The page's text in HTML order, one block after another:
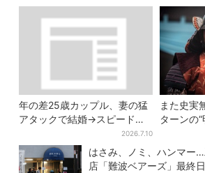
年の差25歳カップル、妻の猛
アタックで結婚→スピード離
婚に…驚きの理由は「新しい
髪型」
2026.7.10
また史実
ターンの
ありえ
兄弟】
はさみ、ノミ、ハンマー
店「難波ベアーズ」最終